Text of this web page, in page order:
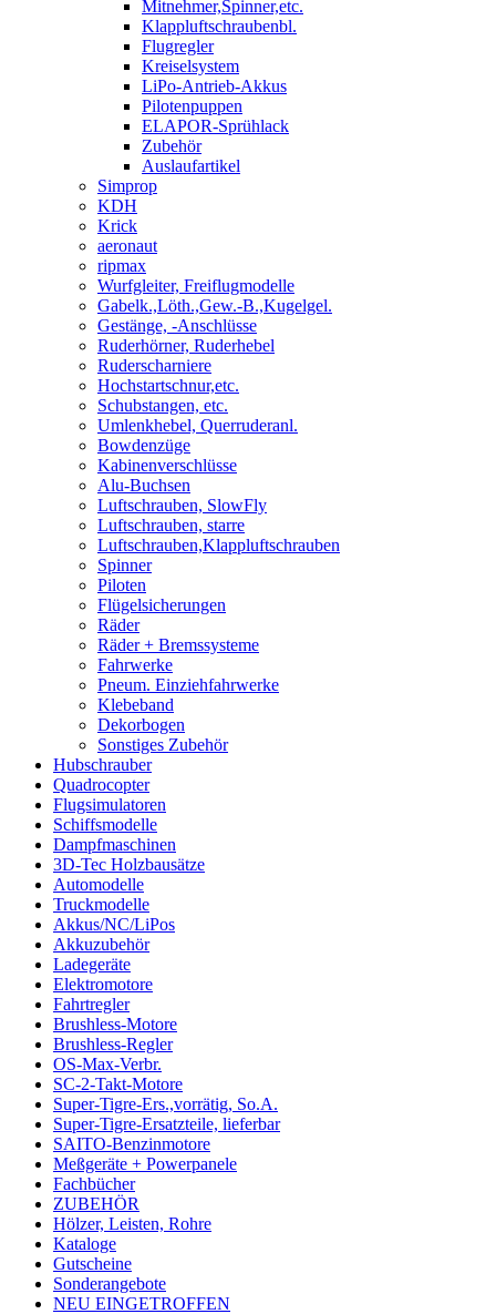
Mitnehmer,Spinner,etc.
Klappluftschraubenbl.
Flugregler
Kreiselsystem
LiPo-Antrieb-Akkus
Pilotenpuppen
ELAPOR-Sprühlack
Zubehör
Auslaufartikel
Simprop
KDH
Krick
aeronaut
ripmax
Wurfgleiter, Freiflugmodelle
Gabelk.,Löth.,Gew.-B.,Kugelgel.
Gestänge, -Anschlüsse
Ruderhörner, Ruderhebel
Ruderscharniere
Hochstartschnur,etc.
Schubstangen, etc.
Umlenkhebel, Querruderanl.
Bowdenzüge
Kabinenverschlüsse
Alu-Buchsen
Luftschrauben, SlowFly
Luftschrauben, starre
Luftschrauben,Klappluftschrauben
Spinner
Piloten
Flügelsicherungen
Räder
Räder + Bremssysteme
Fahrwerke
Pneum. Einziehfahrwerke
Klebeband
Dekorbogen
Sonstiges Zubehör
Hubschrauber
Quadrocopter
Flugsimulatoren
Schiffsmodelle
Dampfmaschinen
3D-Tec Holzbausätze
Automodelle
Truckmodelle
Akkus/NC/LiPos
Akkuzubehör
Ladegeräte
Elektromotore
Fahrtregler
Brushless-Motore
Brushless-Regler
OS-Max-Verbr.
SC-2-Takt-Motore
Super-Tigre-Ers.,vorrätig, So.A.
Super-Tigre-Ersatzteile, lieferbar
SAITO-Benzinmotore
Meßgeräte + Powerpanele
Fachbücher
ZUBEHÖR
Hölzer, Leisten, Rohre
Kataloge
Gutscheine
Sonderangebote
NEU EINGETROFFEN